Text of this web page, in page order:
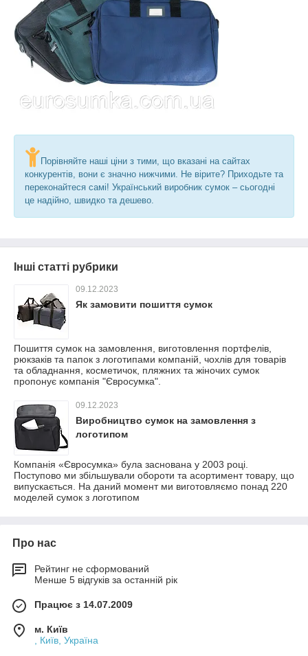
Порівняйте наші ціни з тими, що вказані на сайтах
конкурентів, вони є значно нижчими. Не вірите? Приходьте та
переконайтеся самі! Український виробник сумок – сьогодні
це надійно, швидко та дешево.
Інші статті рубрики
09.12.2023
Як замовити пошиття сумок
Пошиття сумок на замовлення, виготовлення портфелів,
рюкзаків та папок з логотипами компаній, чохлів для товарів
та обладнання, косметичок, пляжних та жіночих сумок
пропонує компанія "Євросумка".
09.12.2023
Виробництво сумок на замовлення з
логотипом
Компанія «Євросумка» була заснована у 2003 році.
Поступово ми збільшували обороти та асортимент товару, що
випускається. На даний момент ми виготовляємо понад 220
моделей сумок з логотипом
Про нас
Рейтинг не сформований
Менше 5 відгуків за останній рік
Працює з 14.07.2009
м. Київ
, Київ, Україна